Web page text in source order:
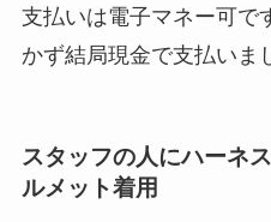
支払いは電子マネー可で
かず結局現金で支払いま
スタッフの人にハーネ
ルメット着用